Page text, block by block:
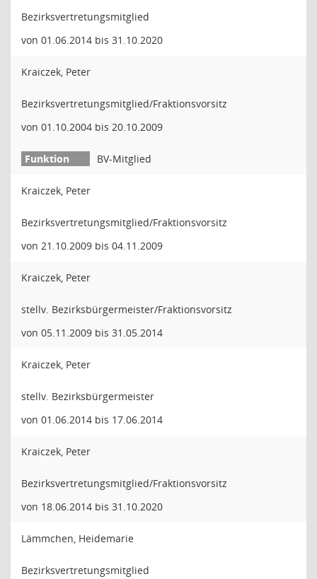
Bezirksvertretungsmitglied
von 01.06.2014 bis 31.10.2020
Kraiczek, Peter
Bezirksvertretungsmitglied/Fraktionsvorsitz
von 01.10.2004 bis 20.10.2009
BV-Mitglied
Kraiczek, Peter
Bezirksvertretungsmitglied/Fraktionsvorsitz
von 21.10.2009 bis 04.11.2009
Kraiczek, Peter
stellv. Bezirksbürgermeister/Fraktionsvorsitz
von 05.11.2009 bis 31.05.2014
Kraiczek, Peter
stellv. Bezirksbürgermeister
von 01.06.2014 bis 17.06.2014
Kraiczek, Peter
Bezirksvertretungsmitglied/Fraktionsvorsitz
von 18.06.2014 bis 31.10.2020
Lämmchen, Heidemarie
Bezirksvertretungsmitglied